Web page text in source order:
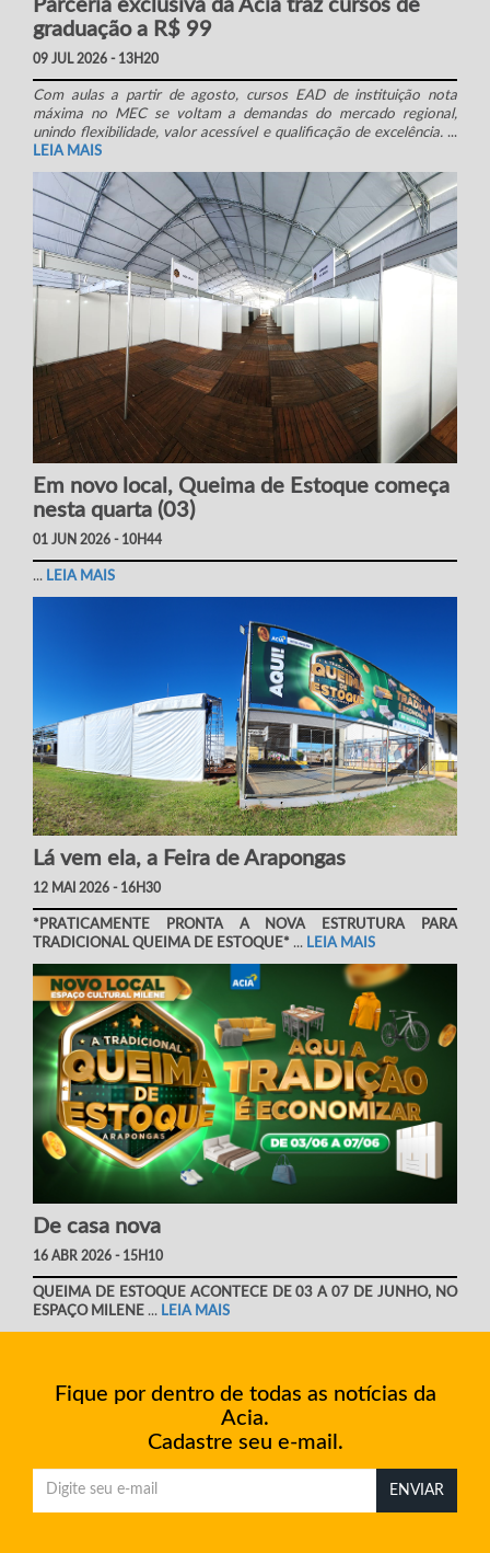
Parceria exclusiva da Acia traz cursos de
graduação a R$ 99
09 JUL 2026 - 13H20
Com aulas a partir de agosto, cursos EAD de instituição nota
máxima no MEC se voltam a demandas do mercado regional,
unindo flexibilidade, valor acessível e qualificação de excelência....
LEIA MAIS
Em novo local, Queima de Estoque começa
nesta quarta (03)
01 JUN 2026 - 10H44
... LEIA MAIS
Lá vem ela, a Feira de Arapongas
12 MAI 2026 - 16H30
*PRATICAMENTE PRONTA A NOVA ESTRUTURA PARA
TRADICIONAL QUEIMA DE ESTOQUE* ... LEIA MAIS
De casa nova
16 ABR 2026 - 15H10
QUEIMA DE ESTOQUE ACONTECE DE 03 A 07 DE JUNHO, NO
ESPAÇO MILENE ... LEIA MAIS
Fique por dentro de todas as notícias da
Acia.
Cadastre seu e-mail.
ENVIAR